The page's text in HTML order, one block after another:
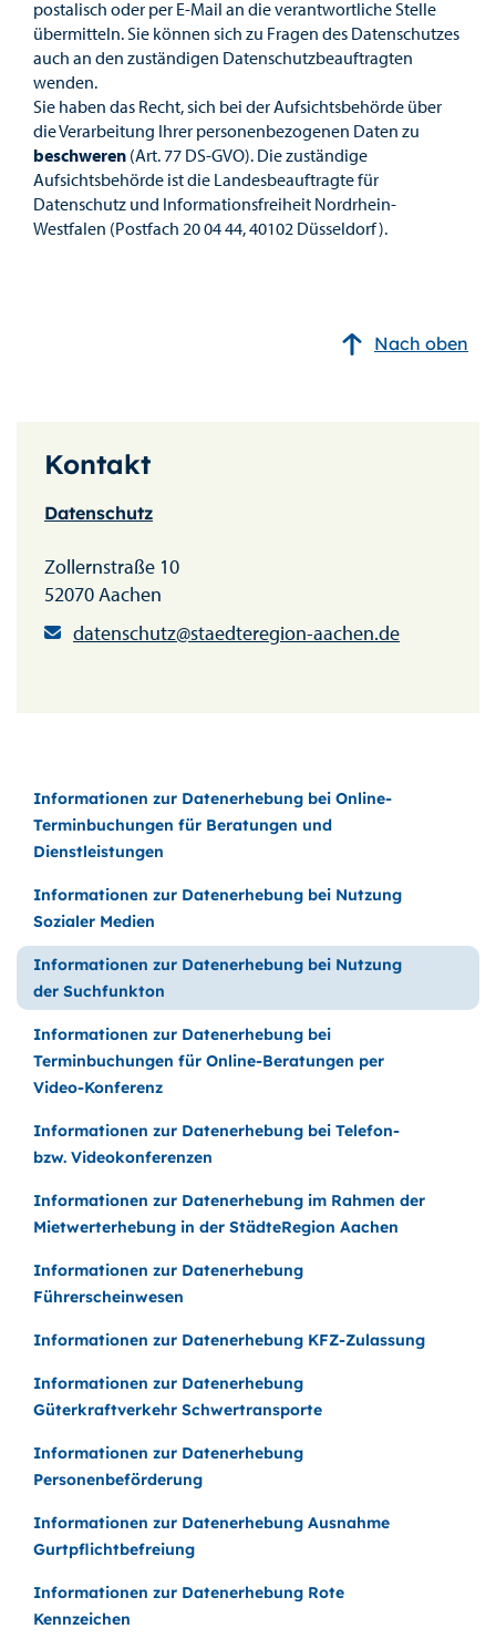
Informationen zur Datenerhebung bei Online-
Terminbuchungen für Beratungen und
Dienstleistungen
Informationen zur Datenerhebung bei Nutzung
Sozialer Medien
Informationen zur Datenerhebung bei Nutzung
der Suchfunkton
Informationen zur Datenerhebung bei
Terminbuchungen für Online-Beratungen per
Video-Konferenz
Informationen zur Datenerhebung bei Telefon-
bzw. Videokonferenzen
Informationen zur Datenerhebung im Rahmen der
Mietwerterhebung in der StädteRegion Aachen
Informationen zur Datenerhebung
Führerscheinwesen
Informationen zur Datenerhebung KFZ-Zulassung
Informationen zur Datenerhebung
Güterkraftverkehr Schwertransporte
Informationen zur Datenerhebung
Personenbeförderung
Informationen zur Datenerhebung Ausnahme
Gurtpflichtbefreiung
Informationen zur Datenerhebung Rote
Kennzeichen
postalisch oder per E-Mail an die verantwortliche Stelle
übermitteln. Sie können sich zu Fragen des Datenschutzes
auch an den zuständigen Datenschutzbeauftragten
wenden.
Sie haben das Recht, sich bei der Aufsichtsbehörde über
die Verarbeitung Ihrer personenbezogenen Daten zu
beschweren (Art. 77 DS-GVO). Die zuständige
Aufsichtsbehörde ist die Landesbeauftragte für
Datenschutz und Informationsfreiheit Nordrhein-
Westfalen (Postfach 20 04 44, 40102 Düsseldorf).
Nach oben
Kontakt
Datenschutz
Zollernstraße 10
52070 Aachen
datenschutz@staedteregion-aachen.de